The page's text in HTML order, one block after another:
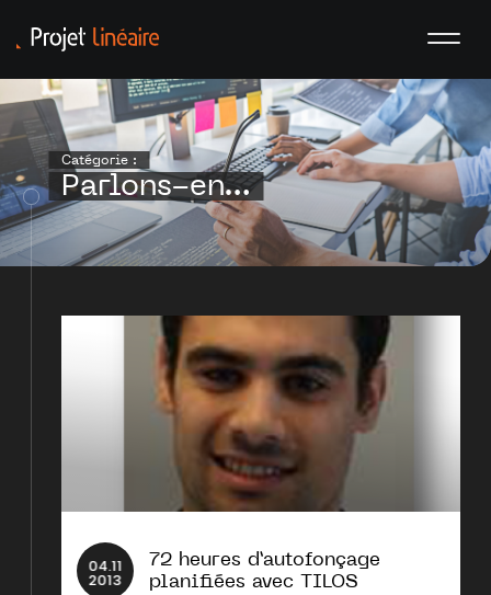
Catégorie :
Parlons-en…
04.11
2013
72 heures d’autofonçage
planifiées avec TILOS